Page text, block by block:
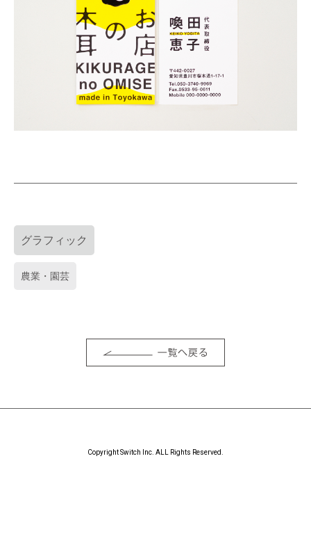
グラフィック
農業・園芸
Copyright Switch Inc. ALL Rights Reserved.